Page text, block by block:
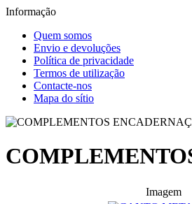
Informação
Quem somos
Envio e devoluções
Política de privacidade
Termos de utilização
Contacte-nos
Mapa do sítio
Imagem